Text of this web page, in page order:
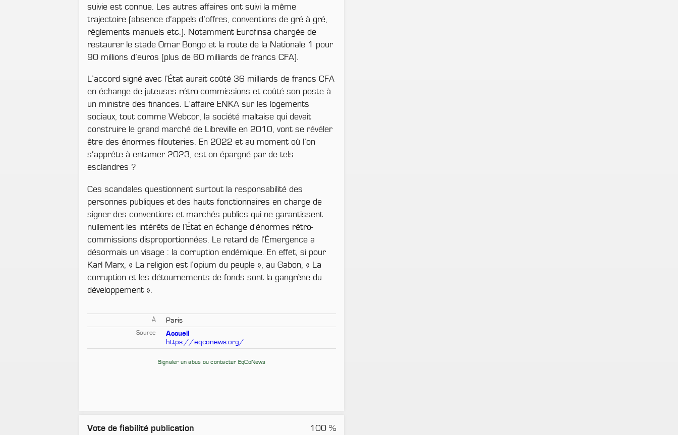
suivie est connue. Les autres affaires ont suivi la même
trajectoire (absence d’appels d’offres, conventions de gré à gré,
règlements manuels etc.). Notamment Eurofinsa chargée de
restaurer le stade Omar Bongo et la route de la Nationale 1 pour
90 millions d’euros (plus de 60 milliards de francs CFA).
L’accord signé avec l’État aurait coûté 36 milliards de francs CFA
en échange de juteuses rétro-commissions et coûté son poste à
un ministre des finances. L’affaire ENKA sur les logements
sociaux, tout comme Webcor, la société maltaise qui devait
construire le grand marché de Libreville en 2010, vont se révéler
être des énormes filouteries. En 2022 et au moment où l’on
s’apprête à entamer 2023, est-on épargné par de tels
esclandres ?
Ces scandales questionnent surtout la responsabilité des
personnes publiques et des hauts fonctionnaires en charge de
signer des conventions et marchés publics qui ne garantissent
nullement les intérêts de l’État en échange d'énormes rétro-
commissions disproportionnées. Le retard de l’Émergence a
désormais un visage : la corruption endémique. En effet, si pour
Karl Marx, « La religion est l’opium du peuple », au Gabon, « La
corruption et les détournements de fonds sont la gangrène du
développement ».
À Paris
Source
Accueil
https://eqconews.org/
Signaler un abus ou contacter EqCoNews
Vote de fiabilité publication 100 %